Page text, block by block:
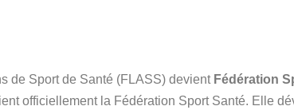
de Sport de Santé (FLASS) devient Fédération
officiellement la Fédération Sport Santé. Elle